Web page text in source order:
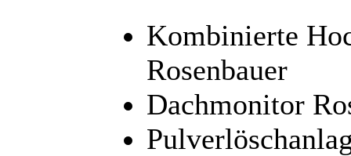
Kombinierte
Rosenbauer
Dachmonitor